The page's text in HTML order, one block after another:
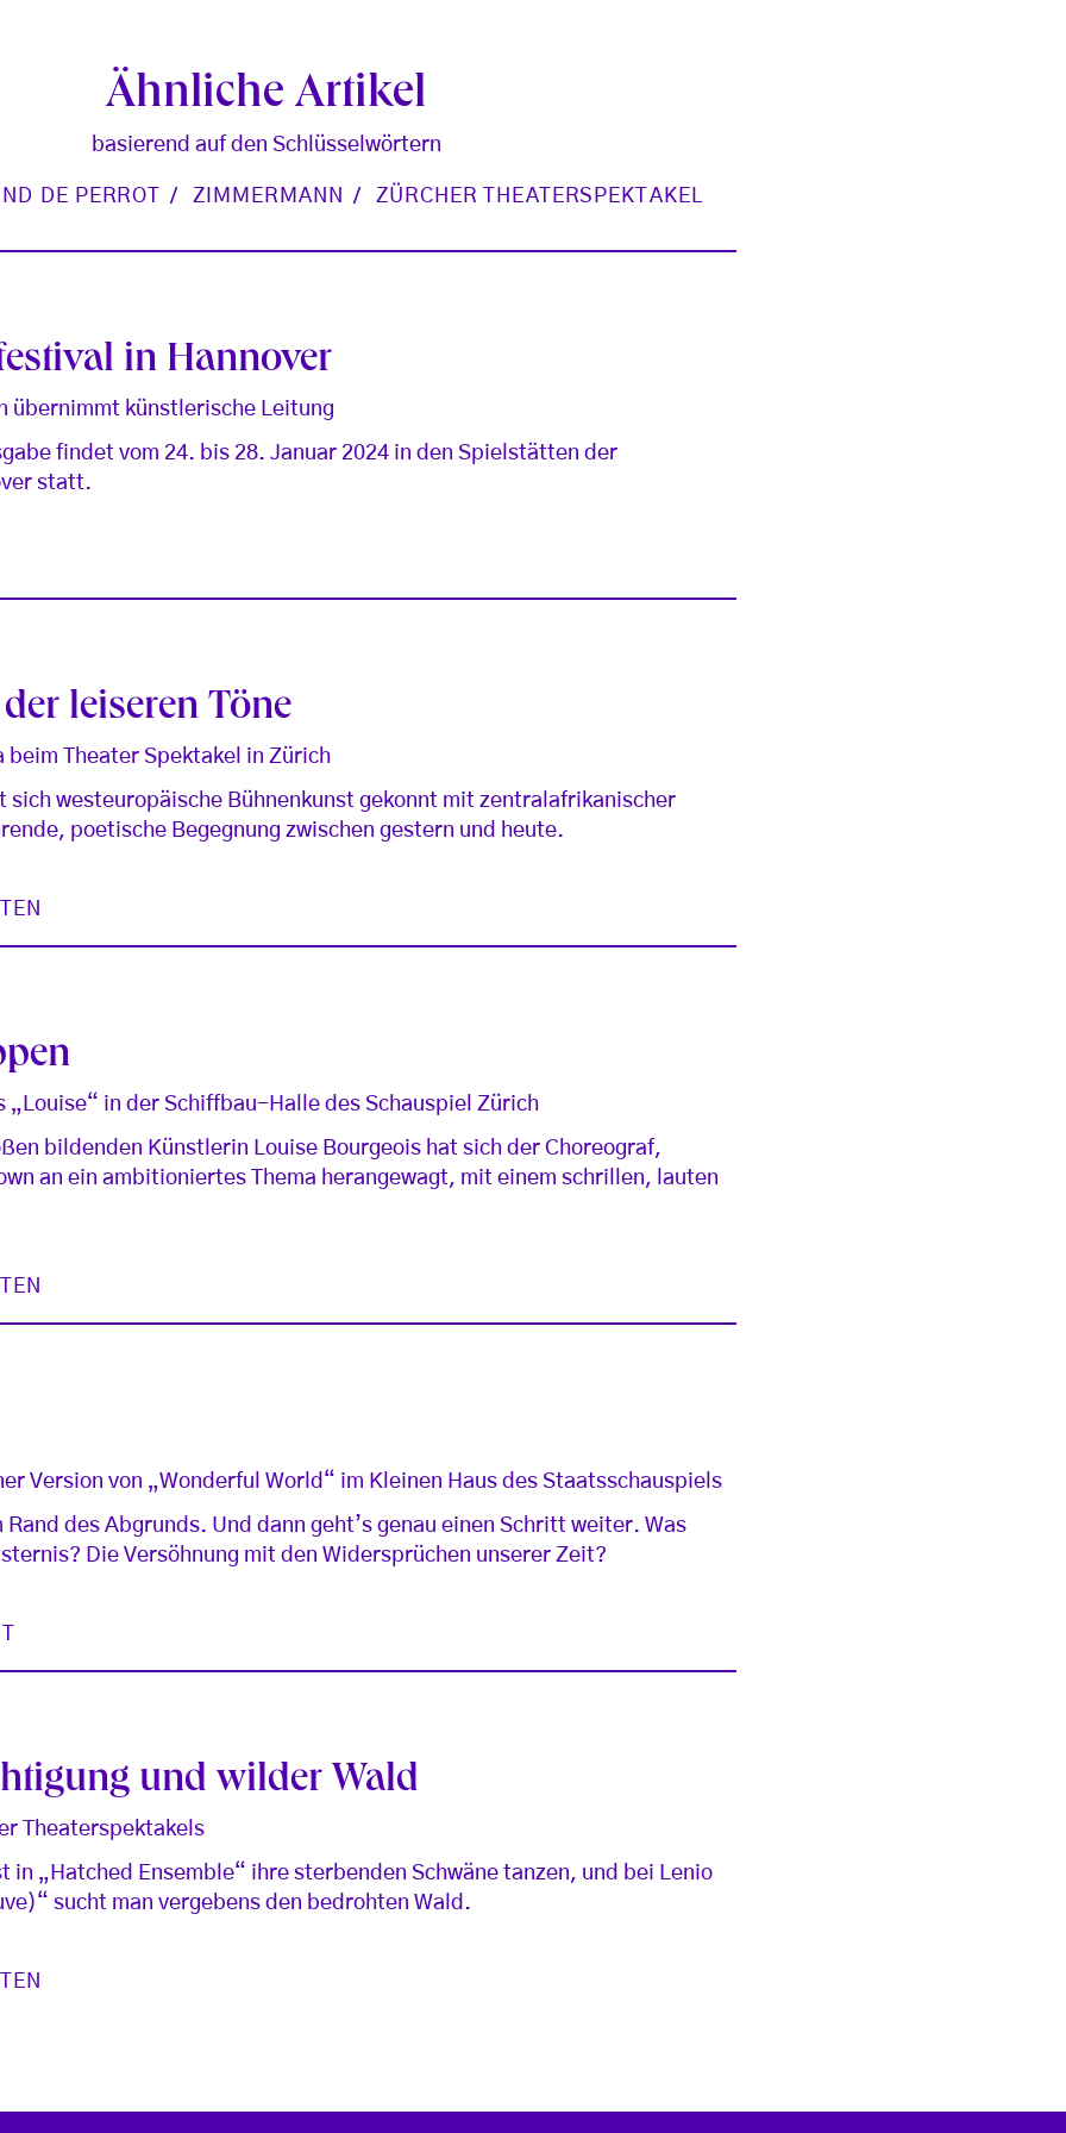
Ähnliche Artikel
basierend auf den Schlüsselwörtern
DE PERROT ZIMMERMANN ZÜRCHER THEATERSPEKTAKEL
in Hannover
übernimmt künstlerische Leitung
findet vom 24. bis 28. Januar 2024 in den Spielstätten der
statt.
leiseren Töne
beim Theater Spektakel in Zürich
sich westeuropäische Bühnenkunst gekonnt mit zentralafrikanischer
poetische Begegnung zwischen gestern und heute.
„Louise“ in der Schiffbau-Halle des Schauspiel Zürich
bildenden Künstlerin Louise Bourgeois hat sich der Choreograf,
an ein ambitioniertes Thema herangewagt, mit einem schrillen, lauten
Version von „Wonderful World“ im Kleinen Haus des Staatsschauspiels
Rand des Abgrunds. Und dann geht’s genau einen Schritt weiter. Was
Die Versöhnung mit den Widersprüchen unserer Zeit?
und wilder Wald
Theaterspektakels
in „Hatched Ensemble“ ihre sterbenden Schwäne tanzen, und bei Lenio
sucht man vergebens den bedrohten Wald.